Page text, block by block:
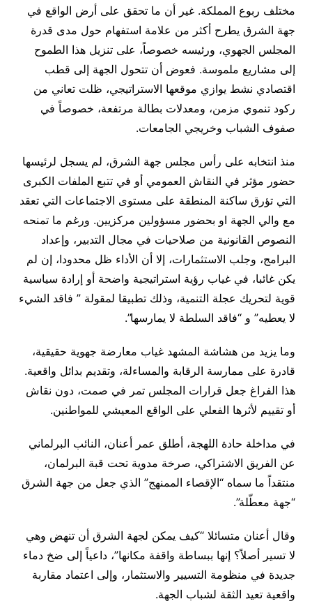
مختلف ربوع المملكة. غير أن ما تحقق على أرض الواقع في
جهة الشرق يطرح أكثر من علامة استفهام حول مدى قدرة
المجلس الجهوي، ورئيسه خصوصاً، على تنزيل هذا الطموح
إلى مشاريع ملموسة. فعوض أن تتحول الجهة إلى قطب
اقتصادي نشط يوازي موقعها الاستراتيجي، ظلت تعاني من
ركود تنموي مزمن، ومعدلات بطالة مرتفعة، خصوصاً في
صفوف الشباب وخريجي الجامعات.
منذ انتخابه على رأس مجلس جهة الشرق، لم يسجل لرئيسها
حضور مؤثر في النقاش العمومي أو في تتبع الملفات الكبرى
التي تؤرق ساكنة المنطقة على مستوى الاجتماعات التي تعقد
مع والي الجهة او بحضور مسؤولين مركزيين. ورغم ما تمنحه
النصوص القانونية من صلاحيات في مجال التدبير، وإعداد
البرامج، وجلب الاستثمارات، إلا أن الأداء ظل محدودا، إن لم
يكن غائبا، في غياب رؤية استراتيجية واضحة أو إرادة سياسية
قوية لتحريك عجلة التنمية، وذلك تطبيقا لمقولة ” فاقد الشيء
لا يعطيه” و “فاقد السلطة لا يمارسها”.
وما يزيد من هشاشة المشهد غياب معارضة جهوية حقيقية،
قادرة على ممارسة الرقابة والمساءلة، وتقديم بدائل واقعية.
هذا الفراغ جعل قرارات المجلس تمر في صمت، دون نقاش
أو تقييم لأثرها الفعلي على الواقع المعيشي للمواطنين.
في مداخلة حادة اللهجة، أطلق عمر أعنان، النائب البرلماني
عن الفريق الاشتراكي، صرخة مدوية تحت قبة البرلمان،
منتقداً ما سماه “الإقصاء الممنهج” الذي جعل من جهة الشرق
“جهة معطّلة”.
وقال أعنان متسائلا “كيف يمكن لجهة الشرق أن تنهض وهي
لا تسير أصلاً؟ إنها ببساطة واقفة مكانها”، داعياً إلى ضخ دماء
جديدة في منظومة التسيير والاستثمار، وإلى اعتماد مقاربة
واقعية تعيد الثقة لشباب الجهة.